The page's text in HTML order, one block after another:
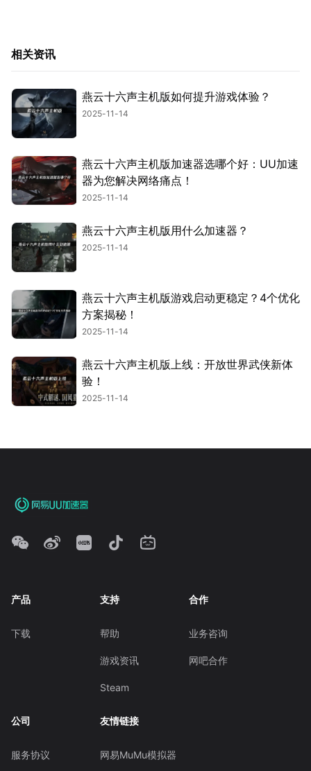
相关资讯
燕云十六声主机版如何提升游戏体验？
2025-11-14
燕云十六声主机版加速器选哪个好：UU加速
器为您解决网络痛点！
2025-11-14
燕云十六声主机版用什么加速器？
2025-11-14
燕云十六声主机版游戏启动更稳定？4个优化
方案揭秘！
2025-11-14
燕云十六声主机版上线：开放世界武侠新体
验！
2025-11-14
产品
下载
支持
帮助
游戏资讯
Steam
合作
业务咨询
网吧合作
公司
服务协议
友情链接
网易MuMu模拟器